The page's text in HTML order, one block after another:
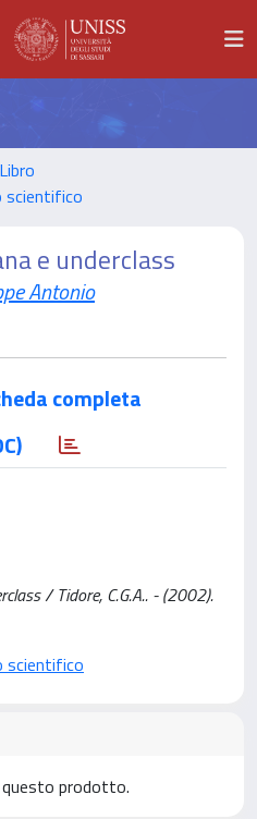
e underclass
Antonio
completa
/ Tidore, C.G.A.. - (2002).
prodotto.